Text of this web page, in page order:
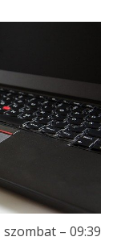
szombat – 09:39